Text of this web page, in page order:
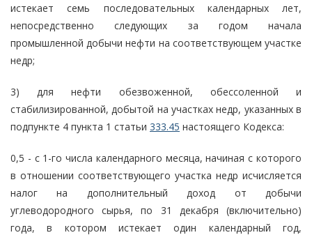
истекает семь последовательных календарных лет,
непосредственно следующих за годом начала
промышленной добычи нефти на соответствующем участке
недр;
3) для нефти обезвоженной, обессоленной и
стабилизированной, добытой на участках недр, указанных в
подпункте 4 пункта 1 статьи 333.45 настоящего Кодекса:
0,5 - с 1-го числа календарного месяца, начиная с которого
в отношении соответствующего участка недр исчисляется
налог на дополнительный доход от добычи
углеводородного сырья, по 31 декабря (включительно)
года, в котором истекает один календарный год,